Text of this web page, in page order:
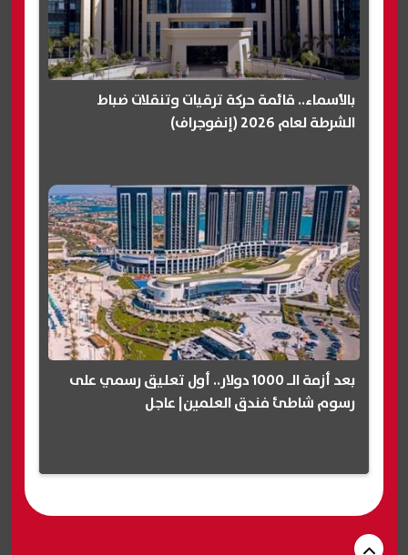
بالأسماء.. قائمة حركة ترقيات وتنقلات ضباط
الشرطة لعام 2026 (إنفوجراف)
بعد أزمة الـ 1000 دولار.. أول تعليق رسمي على
رسوم شاطئ فندق العلمين| عاجل